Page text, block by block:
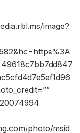
image?
photo/msid